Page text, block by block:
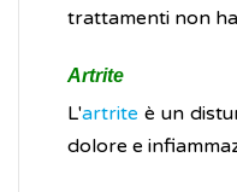
trattamenti non
Artrite
L'artrite è un
dolore e